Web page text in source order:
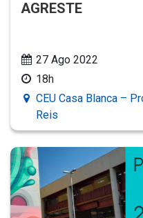
AGRESTE
27 Ago 2022
18h
CEU Casa Blanca –
Reis